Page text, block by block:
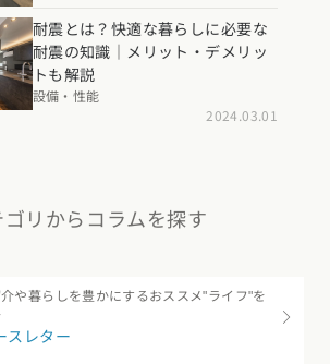
耐震とは？快適な暮らしに必要な
耐震の知識｜メリット・デメリッ
トも解説
設備・性能
2024.03.01
ゴリからコラムを探す
や暮らしを豊かにするおススメ"ライフ"を
スレター